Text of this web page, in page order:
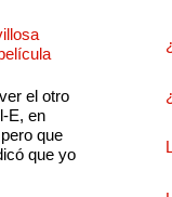
el otro
E, en
que
que yo